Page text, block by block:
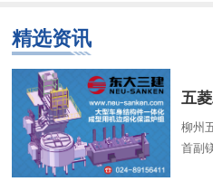
精选资讯
柳州
首副